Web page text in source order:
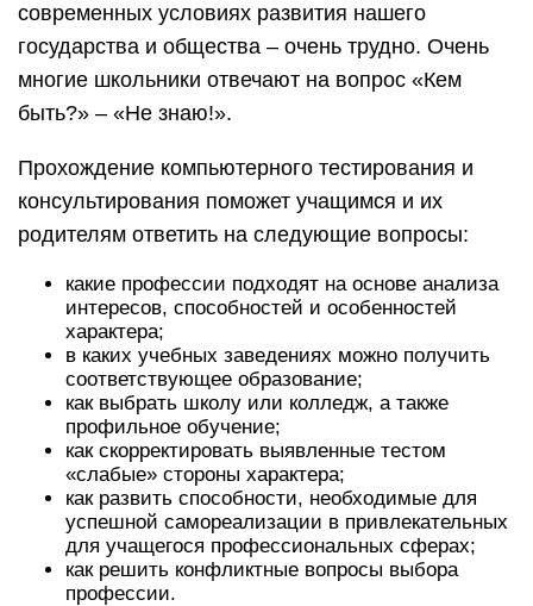
современных условиях развития нашего
государства и общества – очень трудно. Очень
многие школьники отвечают на вопрос «Кем
быть?» – «Не знаю!».
Прохождение компьютерного тестирования и
консультирования поможет учащимся и их
родителям ответить на следующие вопросы:
какие профессии подходят на основе анализа
интересов, способностей и особенностей
характера;
в каких учебных заведениях можно получить
соответствующее образование;
как выбрать школу или колледж, а также
профильное обучение;
как скорректировать выявленные тестом
«слабые» стороны характера;
как развить способности, необходимые для
успешной самореализации в привлекательных
для учащегося профессиональных сферах;
как решить конфликтные вопросы выбора
профессии.